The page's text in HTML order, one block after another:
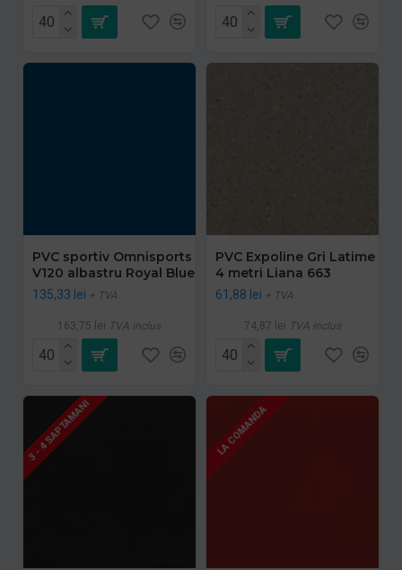
PVC sportiv Omnisports
V120 albastru Royal Blue
135,33 lei + TVA
163,75 lei TVA inclus
PVC Expoline Gri Latime
4 metri Liana 663
61,88 lei + TVA
74,87 lei TVA inclus
3 - 4 SAPTAMANI LA COMANDA